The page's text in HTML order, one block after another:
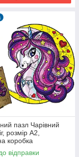
пазл Чарівний
розмір А2,
коробка
відправки